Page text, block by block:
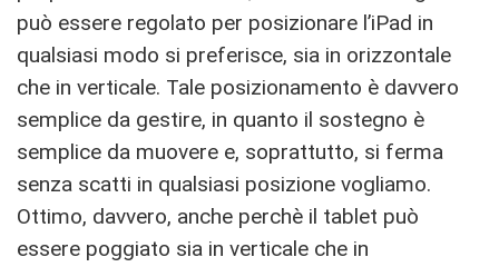
può essere regolato per posizionare l’iPad in
qualsiasi modo si preferisce, sia in orizzontale
che in verticale. Tale posizionamento è davvero
semplice da gestire, in quanto il sostegno è
semplice da muovere e, soprattutto, si ferma
senza scatti in qualsiasi posizione vogliamo.
Ottimo, davvero, anche perchè il tablet può
essere poggiato sia in verticale che in